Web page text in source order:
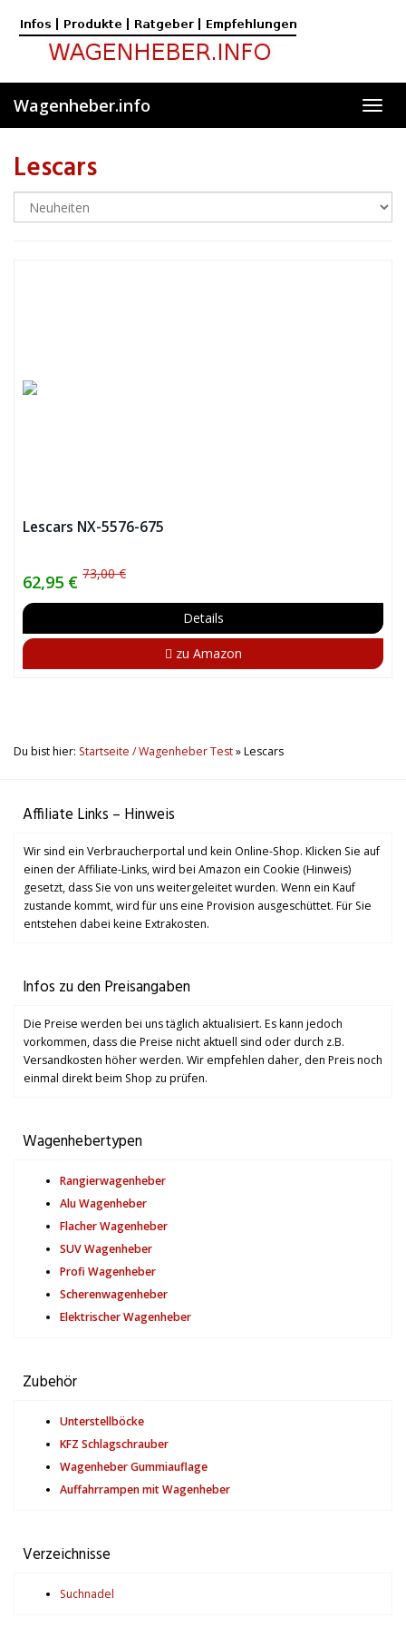
Wagenheber.info
Lescars
Lescars NX-5576-675
62,95 € 73,00 €
Details
zu Amazon
Du bist hier: Startseite / Wagenheber Test»Lescars
Affiliate Links – Hinweis
Wir sind ein Verbraucherportal und kein Online-Shop. Klicken Sie auf
einen der Affiliate-Links, wird bei Amazon ein Cookie (Hinweis)
gesetzt, dass Sie von uns weitergeleitet wurden. Wenn ein Kauf
zustande kommt, wird für uns eine Provision ausgeschüttet. Für Sie
entstehen dabei keine Extrakosten.
Infos zu den Preisangaben
Die Preise werden bei uns täglich aktualisiert. Es kann jedoch
vorkommen, dass die Preise nicht aktuell sind oder durch z.B.
Versandkosten höher werden. Wir empfehlen daher, den Preis noch
einmal direkt beim Shop zu prüfen.
Wagenhebertypen
Rangierwagenheber
Alu Wagenheber
Flacher Wagenheber
SUV Wagenheber
Profi Wagenheber
Scherenwagenheber
Elektrischer Wagenheber
Zubehör
Unterstellböcke
KFZ Schlagschrauber
Wagenheber Gummiauflage
Auffahrrampen mit Wagenheber
Verzeichnisse
Suchnadel